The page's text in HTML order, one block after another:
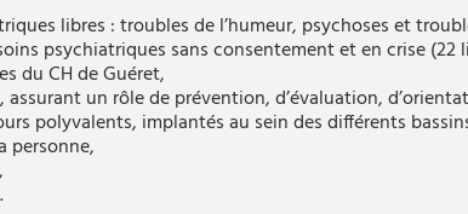
libres : troubles de l’humeur, psychoses et
psychiatriques sans consentement et en crise (22
du CH de Guéret,
un rôle de prévention, d’évaluation,
polyvalents, implantés au sein des différents
personne,